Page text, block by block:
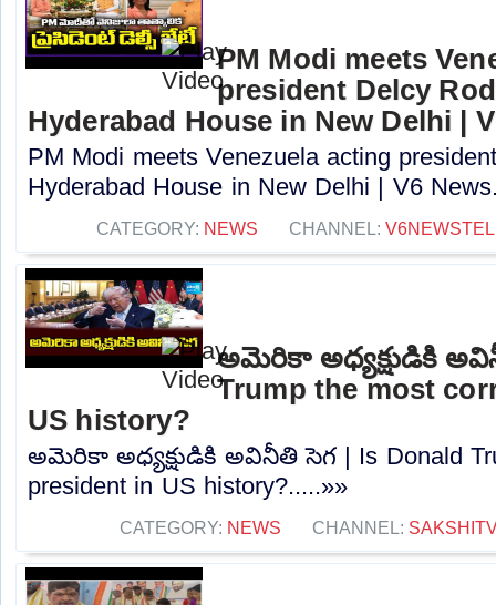
PM Modi meets
president Delcy
Hyderabad House in New Delhi |
PM Modi meets Venezuela acting
Hyderabad House in New Delhi | V6
CATEGORY: NEWS CHANNEL:
అమెరికా అధ్యక్షుడికి
Trump the most
US history?
అమెరికా అధ్యక్షుడికి అవినీతి సెగ | Is Donald
president in US history?.....»»
CATEGORY: NEWS CHANNEL: